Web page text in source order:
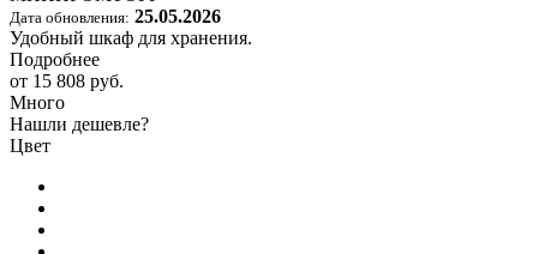
Дата обновления: 25.05.2026
Удобный шкаф для хранения.
Подробнее
от 15 808 руб.
Много
Нашли дешевле?
Цвет